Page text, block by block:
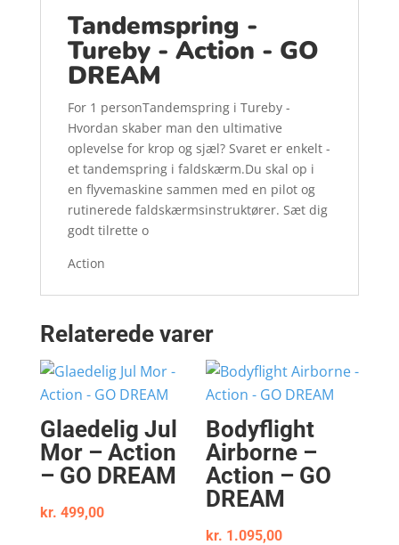
Tandemspring -
Tureby - Action - GO
DREAM
For 1 personTandemspring i Tureby -
Hvordan skaber man den ultimative
oplevelse for krop og sjæl? Svaret er enkelt -
et tandemspring i faldskærm.Du skal op i
en flyvemaskine sammen med en pilot og
rutinerede faldskærmsinstruktører. Sæt dig
godt tilrette o
Action
Relaterede varer
Glaedelig Jul
Mor – Action
– GO DREAM
kr. 499,00
Bodyflight
Airborne –
Action – GO
DREAM
kr. 1.095,00